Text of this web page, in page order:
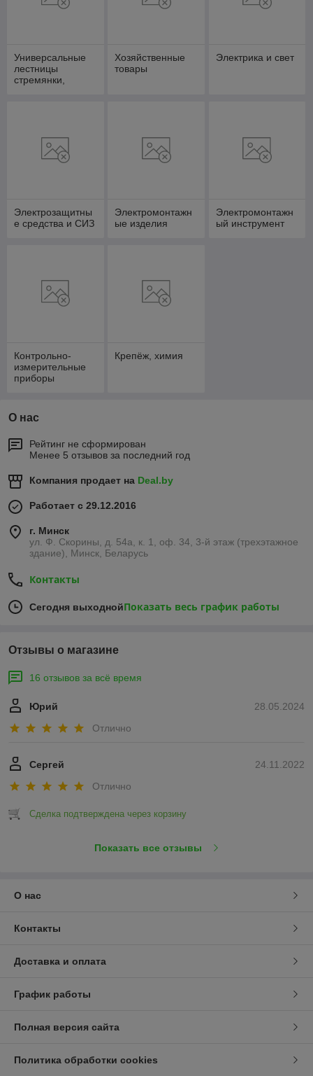
Универсальные
лестницы
стремянки,
Хозяйственные
товары
Электрика и свет
Электрозащитны
е средства и СИЗ
Электромонтажн
ые изделия
Электромонтажн
ый инструмент
Контрольно-
измерительные
приборы
Крепёж, химия
О нас
Рейтинг не сформирован
Менее 5 отзывов за последний год
Компания продает на Deal.by
Работает с 29.12.2016
г. Минск
ул. Ф. Скорины, д. 54а, к. 1, оф. 34, 3-й этаж (трехэтажное
здание), Минск, Беларусь
Контакты
Сегодня выходнойПоказать весь график работы
Отзывы о магазине
16 отзывов за всё время
28.05.2024
Юрий
Отлично
24.11.2022
Сергей
Отлично
Сделка подтверждена через корзину
Показать все отзывы
О нас
Контакты
Доставка и оплата
График работы
Полная версия сайта
Политика обработки cookies